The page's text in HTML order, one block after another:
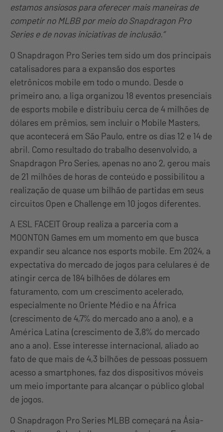
estamos ansiosos para oferecer mais maneiras de
competir no MLBB por meio do Snapdragon Pro
Series e de novas iniciativas de inclusão.”
O Snapdragon Pro Series tem sido um dos principais
catalisadores para a expansão dos esportes
eletrônicos mobile em todo o mundo. Desde o
primeiro ano, a liga organizou 18 eventos presenciais
de esports mobile e distribuiu cerca de 4 milhões de
dólares em prêmios, sem incluir o Mobile Masters,
que acontecerá em São Paulo, entre os dias 12 e 14 de
abril. Como resultado do trabalho desenvolvido, a
Snapdragon Pro Series, apenas no ano 2, gerou mais
de 21 milhões de horas de conteúdo e possibilitou a
realização de quase um bilhão de partidas em seus
circuitos Open e Challenge em 10 jogos diferentes.
A ESL FACEIT Group realiza a parceria com a
MOONTON Games em um momento em que busca
expandir seu alcance nos esports mobile. Em 2024, a
expectativa do mercado de jogos para celulares é de
atingir cerca de 184 bilhões de dólares em
faturamento, com um crescimento acelerado,
especialmente no Oriente Médio e na África
(crescimento de 4,7% do mercado ano a ano), e a
América Latina (crescimento de 3,8% do mercado
ano a ano). Esse interesse internacional, aliado ao
fato de que mais de 4,3 bilhões de pessoas possuem
acesso a smartphones, faz dos dispositivos móveis
um meio importante para alcançar o público global
de jogos.
O Snapdragon Pro Series MLBB começará na Ásia-